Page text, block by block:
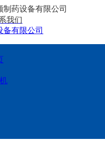
药设备有限公司
我们